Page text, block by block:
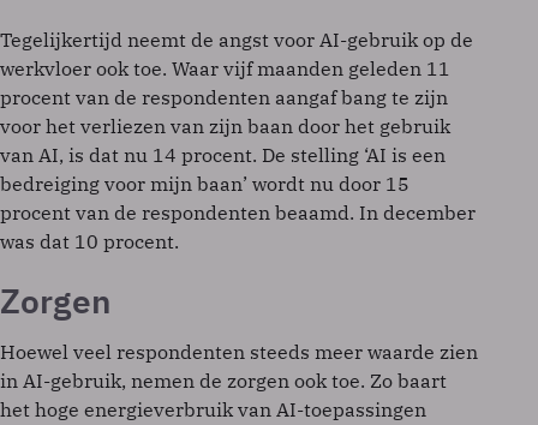
Tegelijkertijd neemt de angst voor AI-gebruik op de
werkvloer ook toe. Waar vijf maanden geleden 11
procent van de respondenten aangaf bang te zijn
voor het verliezen van zijn baan door het gebruik
van AI, is dat nu 14 procent. De stelling ‘AI is een
bedreiging voor mijn baan’ wordt nu door 15
procent van de respondenten beaamd. In december
was dat 10 procent.
Zorgen
Hoewel veel respondenten steeds meer waarde zien
in AI-gebruik, nemen de zorgen ook toe. Zo baart
het hoge energieverbruik van AI-toepassingen